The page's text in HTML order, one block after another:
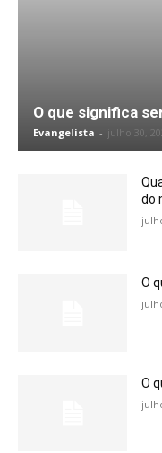
O que significa
Evangelista - julho 30,
do
O
O